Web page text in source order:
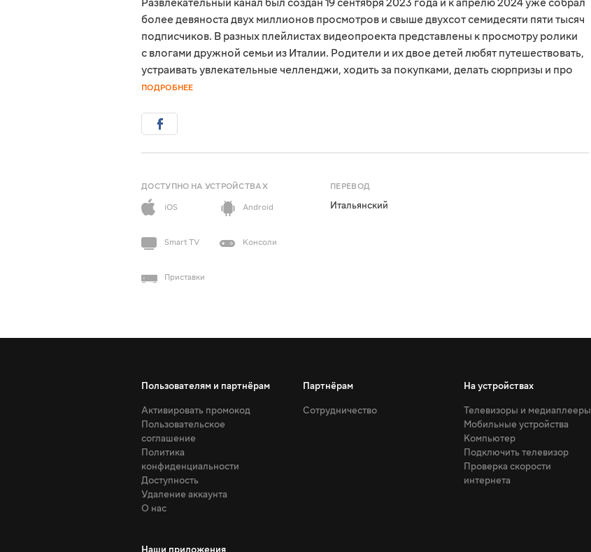
Развлекательный канал был создан 19 сентября 2023 года и к апрелю 2024 уже собрал
более девяноста двух миллионов просмотров и свыше двухсот семидесяти пяти тысяч
подписчиков. В разных плейлистах видеопроекта представлены к просмотру ролики
с влогами дружной семьи из Италии. Родители и их двое детей любят путешествовать,
устраивать увлекательные челленджи, ходить за покупками, делать сюрпризы и про
ПОДРОБНЕЕ
ДОСТУПНО НА УСТРОЙСТВАХ
iOS
Android
Smart TV Консоли
Приставки
ПЕРЕВОД
Итальянский
Пользователям и партнёрам
Активировать промокод
Пользовательское
соглашение
Политика
конфиденциальности
Доступность
Удаление аккаунта
О нас
Партнёрам
Сотрудничество
На устройствах
Телевизоры и медиаплееры
Мобильные устройства
Компьютер
Подключить телевизор
Проверка скорости
интернета